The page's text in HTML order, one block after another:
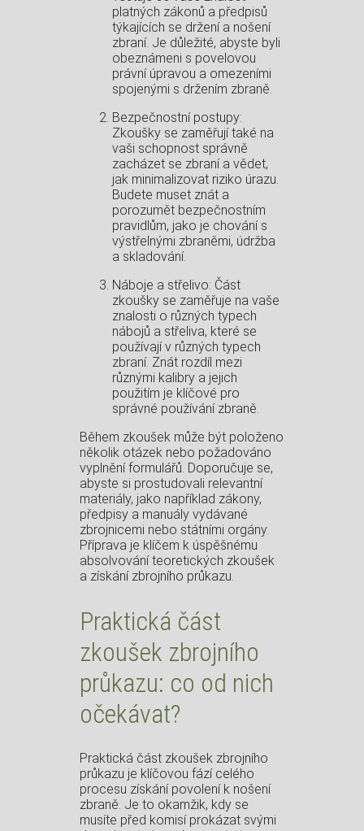
platných zákonů a předpisů
týkajících se držení a nošení
zbraní. Je důležité, abyste byli
obeznámeni s povelovou
právní úpravou a omezeními
spojenými s držením zbraně.
Bezpečnostní postupy:
Zkoušky se zaměřují také na
vaši schopnost správně
zacházet se zbraní a vědet,
jak minimalizovat riziko úrazu.
Budete muset znát a
porozumět bezpečnostním
pravidlům, jako je chování s
výstřelnými zbraněmi, údržba
a skladování.
Náboje a střelivo: Část
zkoušky se zaměřuje na vaše
znalosti o různých typech
nábojů a střeliva, které se
používají v různých typech
zbraní. Znát rozdíl mezi
různými kalibry a jejich
použitím je klíčové pro
správné používání zbraně.
Během zkoušek může být položeno
několik otázek nebo požadováno
vyplnění formulářů. Doporučuje se,
abyste si prostudovali relevantní
materiály, jako například zákony,
předpisy a manuály vydávané
zbrojnicemi nebo státními orgány.
Příprava je klíčem k úspěšnému
absolvování teoretických zkoušek
a získání zbrojního průkazu.
Praktická část
zkoušek zbrojního
průkazu: co od nich
očekávat?
Praktická část zkoušek zbrojního
průkazu je klíčovou fází celého
procesu získání povolení k nošení
zbraně. Je to okamžik, kdy se
musíte před komisí prokázat svými